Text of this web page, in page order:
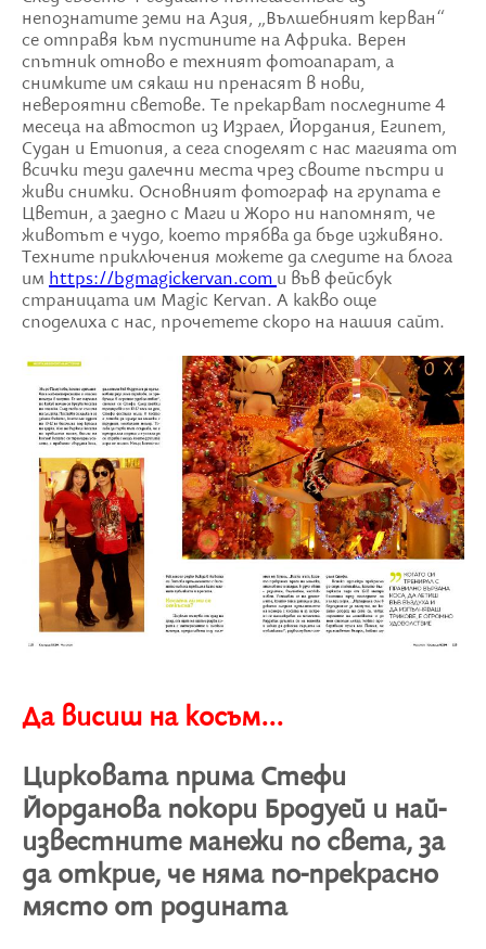
непознатите земи на Азия, „Вълшебният керван“
се отправя към пустините на Африка. Верен
спътник отново е техният фотоапарат, а
снимките им сякаш ни пренасят в нови,
невероятни светове. Те прекарват последните 4
месеца на автостоп из Израел, Йордания, Египет,
Судан и Етиопия, а сега споделят с нас магията от
всички тези далечни места чрез своите пъстри и
живи снимки. Основният фотограф на групата е
Цветин, а заедно с Маги и Жоро ни напомнят, че
животът е чудо, което трябва да бъде изживяно.
Техните приключения можете да следите на блога
им https://bgmagickervan.com и във фейсбук
страницата им Magic Kervan. А какво още
споделиха с нас, прочетете скоро на нашия сайт.
Да висиш на косъм...
Цирковата прима Стефи
Йорданова покори Бродуей и най-
известните манежи по света, за
да открие, че няма по-прекрасно
място от родината